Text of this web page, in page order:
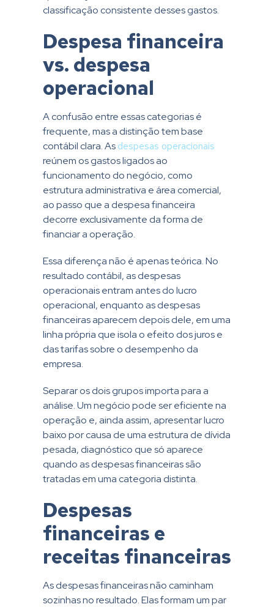
classificação consistente desses gastos.
Despesa financeira
vs. despesa
operacional
A confusão entre essas categorias é
frequente, mas a distinção tem base
contábil clara. Asdespesas operacionais
reúnem os gastos ligados ao
funcionamento do negócio, como
estrutura administrativa e área comercial,
ao passo que a despesa financeira
decorre exclusivamente da forma de
financiar a operação.
Essa diferença não é apenas teórica. No
resultado contábil, as despesas
operacionais entram antes do lucro
operacional, enquanto as despesas
financeiras aparecem depois dele, em uma
linha própria que isola o efeito dos juros e
das tarifas sobre o desempenho da
empresa.
Separar os dois grupos importa para a
análise. Um negócio pode ser eficiente na
operação e, ainda assim, apresentar lucro
baixo por causa de uma estrutura de dívida
pesada, diagnóstico que só aparece
quando as despesas financeiras são
tratadas em uma categoria distinta.
Despesas
financeiras e
receitas financeiras
As despesas financeiras não caminham
sozinhas no resultado. Elas formam um par